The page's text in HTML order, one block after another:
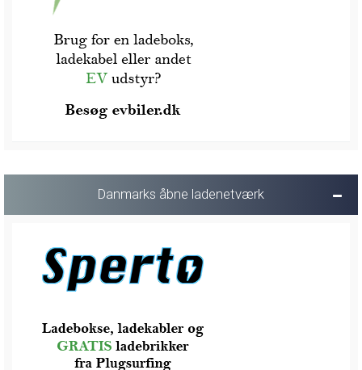
Danmarks åbne ladenetværk